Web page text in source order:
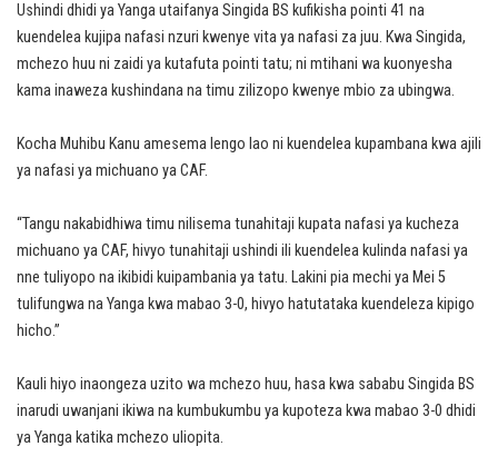
Ushindi dhidi ya Yanga utaifanya Singida BS kufikisha pointi 41 na
kuendelea kujipa nafasi nzuri kwenye vita ya nafasi za juu. Kwa Singida,
mchezo huu ni zaidi ya kutafuta pointi tatu; ni mtihani wa kuonyesha
kama inaweza kushindana na timu zilizopo kwenye mbio za ubingwa.
Kocha Muhibu Kanu amesema lengo lao ni kuendelea kupambana kwa ajili
ya nafasi ya michuano ya CAF.
“Tangu nakabidhiwa timu nilisema tunahitaji kupata nafasi ya kucheza
michuano ya CAF, hivyo tunahitaji ushindi ili kuendelea kulinda nafasi ya
nne tuliyopo na ikibidi kuipambania ya tatu. Lakini pia mechi ya Mei 5
tulifungwa na Yanga kwa mabao 3-0, hivyo hatutataka kuendeleza kipigo
hicho.”
Kauli hiyo inaongeza uzito wa mchezo huu, hasa kwa sababu Singida BS
inarudi uwanjani ikiwa na kumbukumbu ya kupoteza kwa mabao 3-0 dhidi
ya Yanga katika mchezo uliopita.